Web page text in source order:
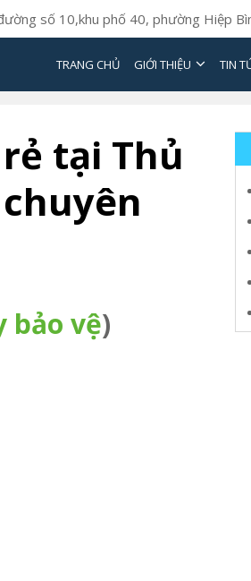
số 10,khu phố 40, phường Hiệp
TRANG CHỦ GIỚI THIỆU TIN
tại Thủ
bảo vệ)